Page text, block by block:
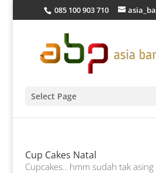
085 100 903 710
Select Page
Cup Cakes Natal
Cupcakes.. hmm sudah tak